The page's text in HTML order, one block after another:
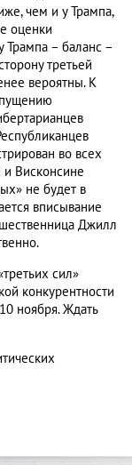
чем и у Трампа,
оценки
Трампа – баланс –
третьей
вероятны. К
во всех
и Висконсине
не будет в
вписывание
Джилл
сил»
конкурентности
ноября. Ждать